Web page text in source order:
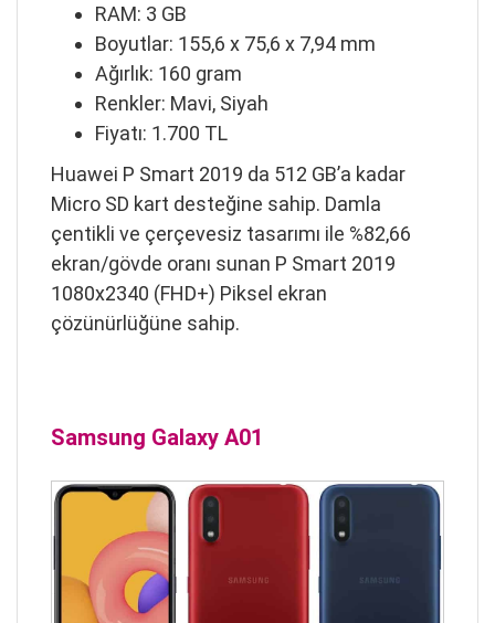
RAM: 3 GB
Boyutlar: 155,6 x 75,6 x 7,94 mm
Ağırlık: 160 gram
Renkler: Mavi, Siyah
Fiyatı: 1.700 TL
Huawei P Smart 2019 da 512 GB’a kadar
Micro SD kart desteğine sahip. Damla
çentikli ve çerçevesiz tasarımı ile %82,66
ekran/gövde oranı sunan P Smart 2019
1080x2340 (FHD+) Piksel ekran
çözünürlüğüne sahip.
Samsung Galaxy A01